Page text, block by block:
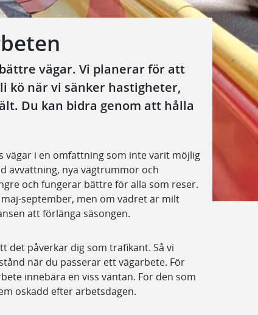
vägar. Vi planerar för att
kö när vi sänker hastigheter,
Du kan bidra genom att hålla
vägar i en omfattning som inte varit möjlig
avvattning, nya vägtrummor och
och fungerar bättre för alla som reser.
september, men om vädret är milt
att förlänga säsongen.
det påverkar dig som trafikant. Så vi
när du passerar ett vägarbete. För
innebära en viss väntan. För den som
oskadd efter arbetsdagen.